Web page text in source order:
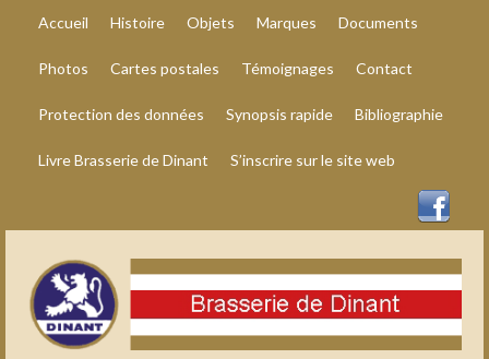
Accueil Histoire Objets Marques Documents
Photos Cartes postales Témoignages Contact
Protection des données Synopsis rapide Bibliographie
Livre Brasserie de Dinant S’inscrire sur le site web